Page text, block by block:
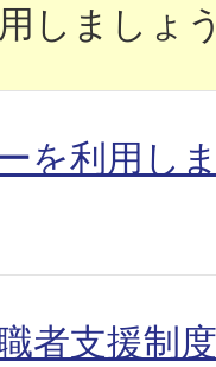
しましょ
を利用し
者支援制